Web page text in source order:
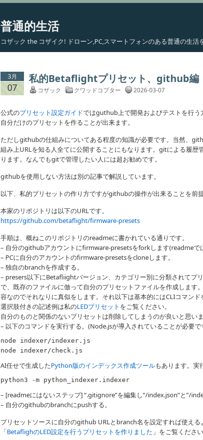
普通的生活
コザック the コザイク! ドローン,PC,スマートフォンのある普通の生活
3月
07
私的Betaflightプリセット、github編
コザック クワッドコプター 2026-03-07
公式のプリセット設定ガイドではguthub上で開発およびテストを行
自分だけのプリセットを作ることが出来ます。
ただしgithubの仕組みについてある程度の知識が必要です。当然、
組み上URLを知る人全てに公開することにもなります。gitによる履歴
ります。なんでもgitで管理したい人には超お勧めです。
githubを使用しない方法は別の記事で解説しています。
以下、私的プリセットの作り方ですがgithubの操作が出来ることを前提
本家のリポジトリは以下のURLです。
https://github.com/betaflight/firmware-presets
手順は、概ねこのリポジトリのreadmeに書かれている通りです。
– 自分のgithubアカウントにfirmware-presetsをforkします(readmeで
– PCに自分のアカウントのfirmware-presetsをcloneします。
– 独自のbranchを作成する。
– presers以下にBetafliightバージョン、カテゴリー別に分類されてプ
で、既存のファイルに倣って自分のプリセットファイルを作成します
容なのでそれなりに真似をします。それ以下は基本的にはCLIコマン
選択肢付きの記述例は私のLEDプリセット をご覧ください。
自分のものと関係のないプリセットは削除してしまうのが良いと思いま
– 以下のコマンドを実行する。(Node.jsが導入されていることが必要で
node indexer/indexer.js
node indexer/check.js
AI任せで生成したPython版のインデックス作成ツールもあります。実
python3 -m python_indexer.indexer
– [readmeにはないステップ] “.gitignore”を編集し”/index.json”と”/
– 自分のgithubのbranchにpushする。
プリセットソースに自分のgithub URLとbranch名を設定すれば使え
「BetaflighのLED設定を行うプリセットを作りました 」をご覧ください